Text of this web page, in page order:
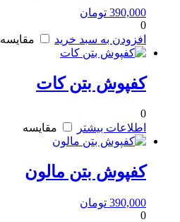
390,000 تومان
0
افزودن به سبد خرید
مقایسه
کفپوش بتن کات
0
اطلاعات بیشتر
مقایسه
کفپوش بتن مالون
390,000 تومان
0